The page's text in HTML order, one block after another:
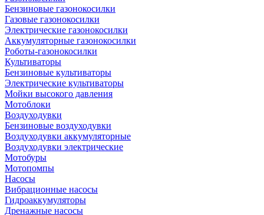
Бензиновые газонокосилки
Газовые газонокосилки
Электрические газонокосилки
Аккумуляторные газонокосилки
Роботы-газонокосилки
Культиваторы
Бензиновые культиваторы
Электрические культиваторы
Мойки высокого давления
Мотоблоки
Воздуходувки
Бензиновые воздуходувки
Воздуходувки аккумуляторные
Воздуходувки электрические
Мотобуры
Мотопомпы
Насосы
Вибрационные насосы
Гидроаккумуляторы
Дренажные насосы